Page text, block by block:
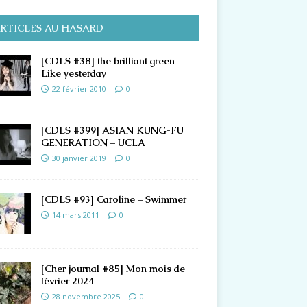
AU HASARD
[CDLS #38] the brilliant green –
Like yesterday
22 février 2010 0
[CDLS #399] ASIAN KUNG-FU
GENERATION – UCLA
30 janvier 2019 0
[CDLS #93] Caroline – Swimmer
14 mars 2011 0
[Cher journal #85] Mon mois de
février 2024
28 novembre 2025 0